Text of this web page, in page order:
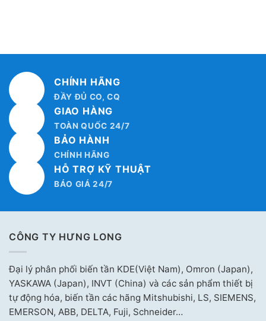
CHÍNH HÃNG
ĐẦY ĐỦ CO, CQ
GIAO HÀNG
TOÀN QUỐC 24/7
BẢO HÀNH
CHÍNH HÃNG
HỖ TRỢ KỸ THUẬT
BÁO GIÁ 24/7
CÔNG TY HƯNG LONG
Đại lý phân phối biến tần KDE(Việt Nam), Omron (Japan),
YASKAWA (Japan), INVT (China) và các sản phẩm thiết bị
tự động hóa, biến tần các hãng Mitshubishi, LS, SIEMENS,
EMERSON, ABB, DELTA, Fuji, Schneider…